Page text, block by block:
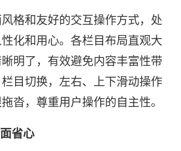
格和友好的交互操作方式，处
化和用心。各栏目布局直观大
明了，有效避免内容丰富性带
目切换，左右、上下滑动操作
沓，尊重用户操作的自主性。
省心